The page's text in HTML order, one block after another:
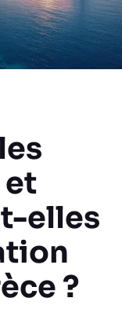
et
elles
?